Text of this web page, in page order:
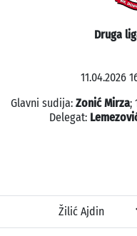
Druga
11.04.2026
Glavni sudija: Zonić Mirza;
Delegat:
Žilić Ajdin